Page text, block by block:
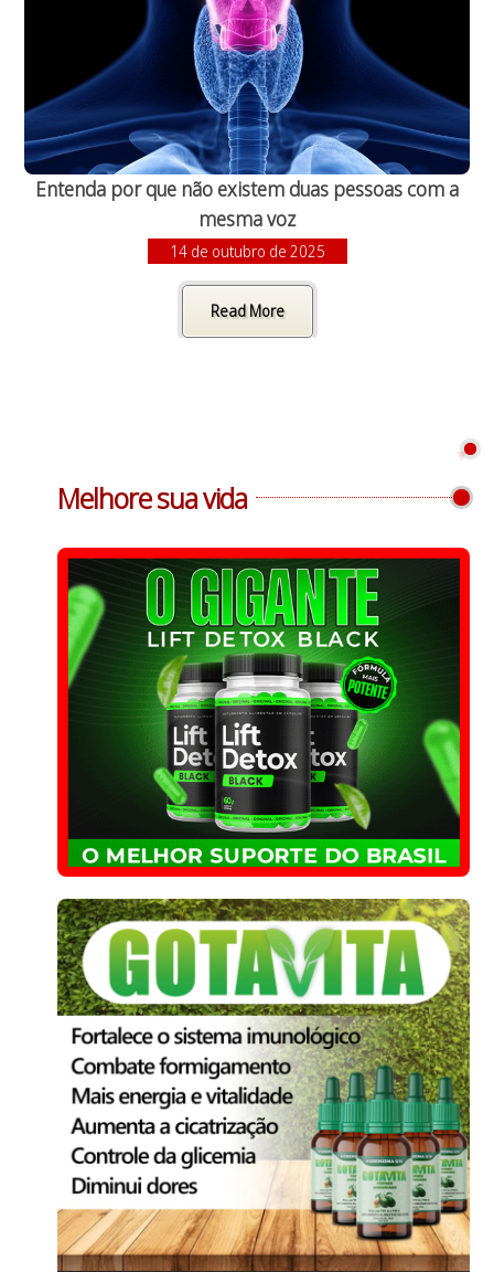
Entenda por que não existem duas pessoas com a
mesma voz
14 de outubro de 2025
Read More
Melhore sua vida